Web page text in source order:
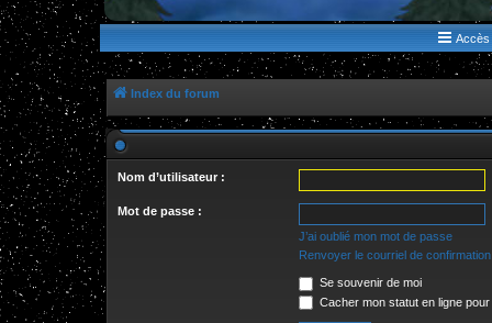
Accès
Index du forum
Nom d’utilisateur :
Mot de passe :
J’ai oublié mon mot de passe
Renvoyer le courriel de confirmation
Se souvenir de moi
Cacher mon statut en ligne